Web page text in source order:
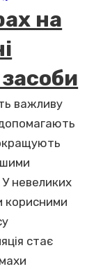
на
важливу
невеликих
корисними
стає